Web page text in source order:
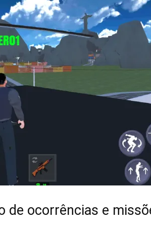
de ocorrências e